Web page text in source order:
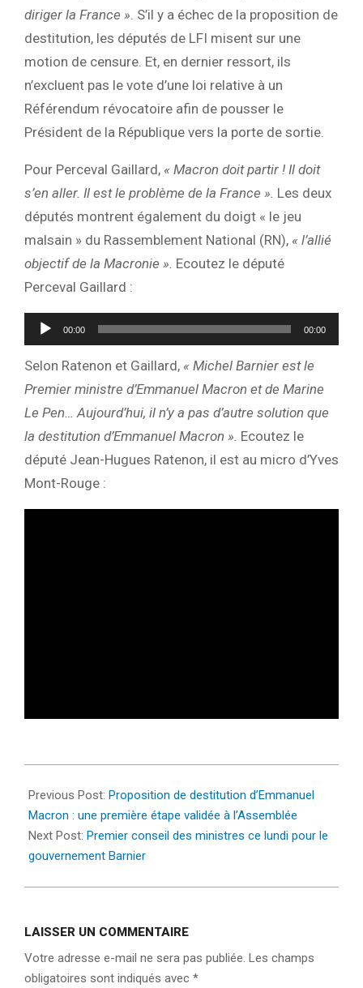
diriger la France » . S’il y a échec de la proposition de
destitution, les députés de LFI misent sur une
motion de censure. Et, en dernier ressort, ils
n’excluent pas le vote d’une loi relative à un
Référendum révocatoire afin de pousser le
Président de la République vers la porte de sortie.
Pour Perceval Gaillard, « Macron doit partir ! Il doit
s’en aller. Il est le problème de la France ». Les deux
députés montrent également du doigt « le jeu
malsain » du Rassemblement National (RN), « l’allié
objectif de la Macronie ». Ecoutez le député
Perceval Gaillard :
Lecteur
audio
00:00 00:00
Selon Ratenon et Gaillard, « Michel Barnier est le
Premier ministre d’Emmanuel Macron et de Marine
Le Pen… Aujourd’hui, il n’y a pas d’autre solution que
la destitution d’Emmanuel Macron ». Ecoutez le
député Jean-Hugues Ratenon, il est au micro d’Yves
Mont-Rouge :
09-
18
Previous Post: Proposition de destitution d’Emmanuel
Macron : une première étape validée à l’Assemblée
Next Post: Premier conseil des ministres ce lundi pour le
gouvernement Barnier
LAISSER UN COMMENTAIRE
Votre adresse e-mail ne sera pas publiée. Les champs
obligatoires sont indiqués avec *